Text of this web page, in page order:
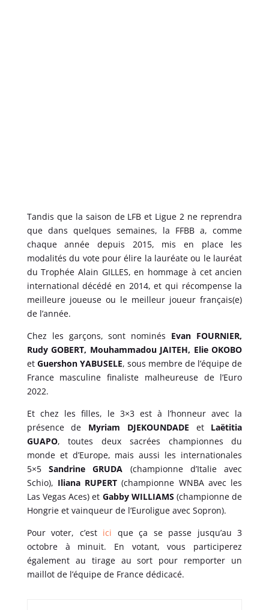
Tandis que la saison de LFB et Ligue 2 ne reprendra
que dans quelques semaines, la FFBB a, comme
chaque année depuis 2015, mis en place les
modalités du vote pour élire la lauréate ou le lauréat
du Trophée Alain GILLES, en hommage à cet ancien
international décédé en 2014, et qui récompense la
meilleure joueuse ou le meilleur joueur français(e)
de l’année.
Chez les garçons, sont nominés Evan FOURNIER,
Rudy GOBERT, Mouhammadou JAITEH, Elie OKOBO
et Guershon YABUSELE, sous membre de l’équipe de
France masculine finaliste malheureuse de l’Euro
2022.
Et chez les filles, le 3×3 est à l’honneur avec la
présence de Myriam DJEKOUNDADE et Laëtitia
GUAPO, toutes deux sacrées championnes du
monde et d’Europe, mais aussi les internationales
5×5Sandrine GRUDA (championne d’Italie avec
Schio), Iliana RUPERT (championne WNBA avec les
Las Vegas Aces) et Gabby WILLIAMS(championne de
Hongrie et vainqueur de l’Euroligue avec Sopron).
Pour voter, c’est ici que ça se passe jusqu’au 3
octobre à minuit. En votant, vous participerez
également au tirage au sort pour remporter un
maillot de l’équipe de France dédicacé.